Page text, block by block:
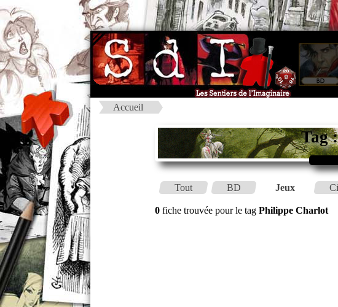
Accueil
Tag
Tout BD Jeux
0 fiche trouvée pour le tag Philippe Charlot